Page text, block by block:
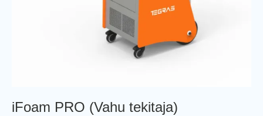
iFoam PRO (Vahu tekitaja)